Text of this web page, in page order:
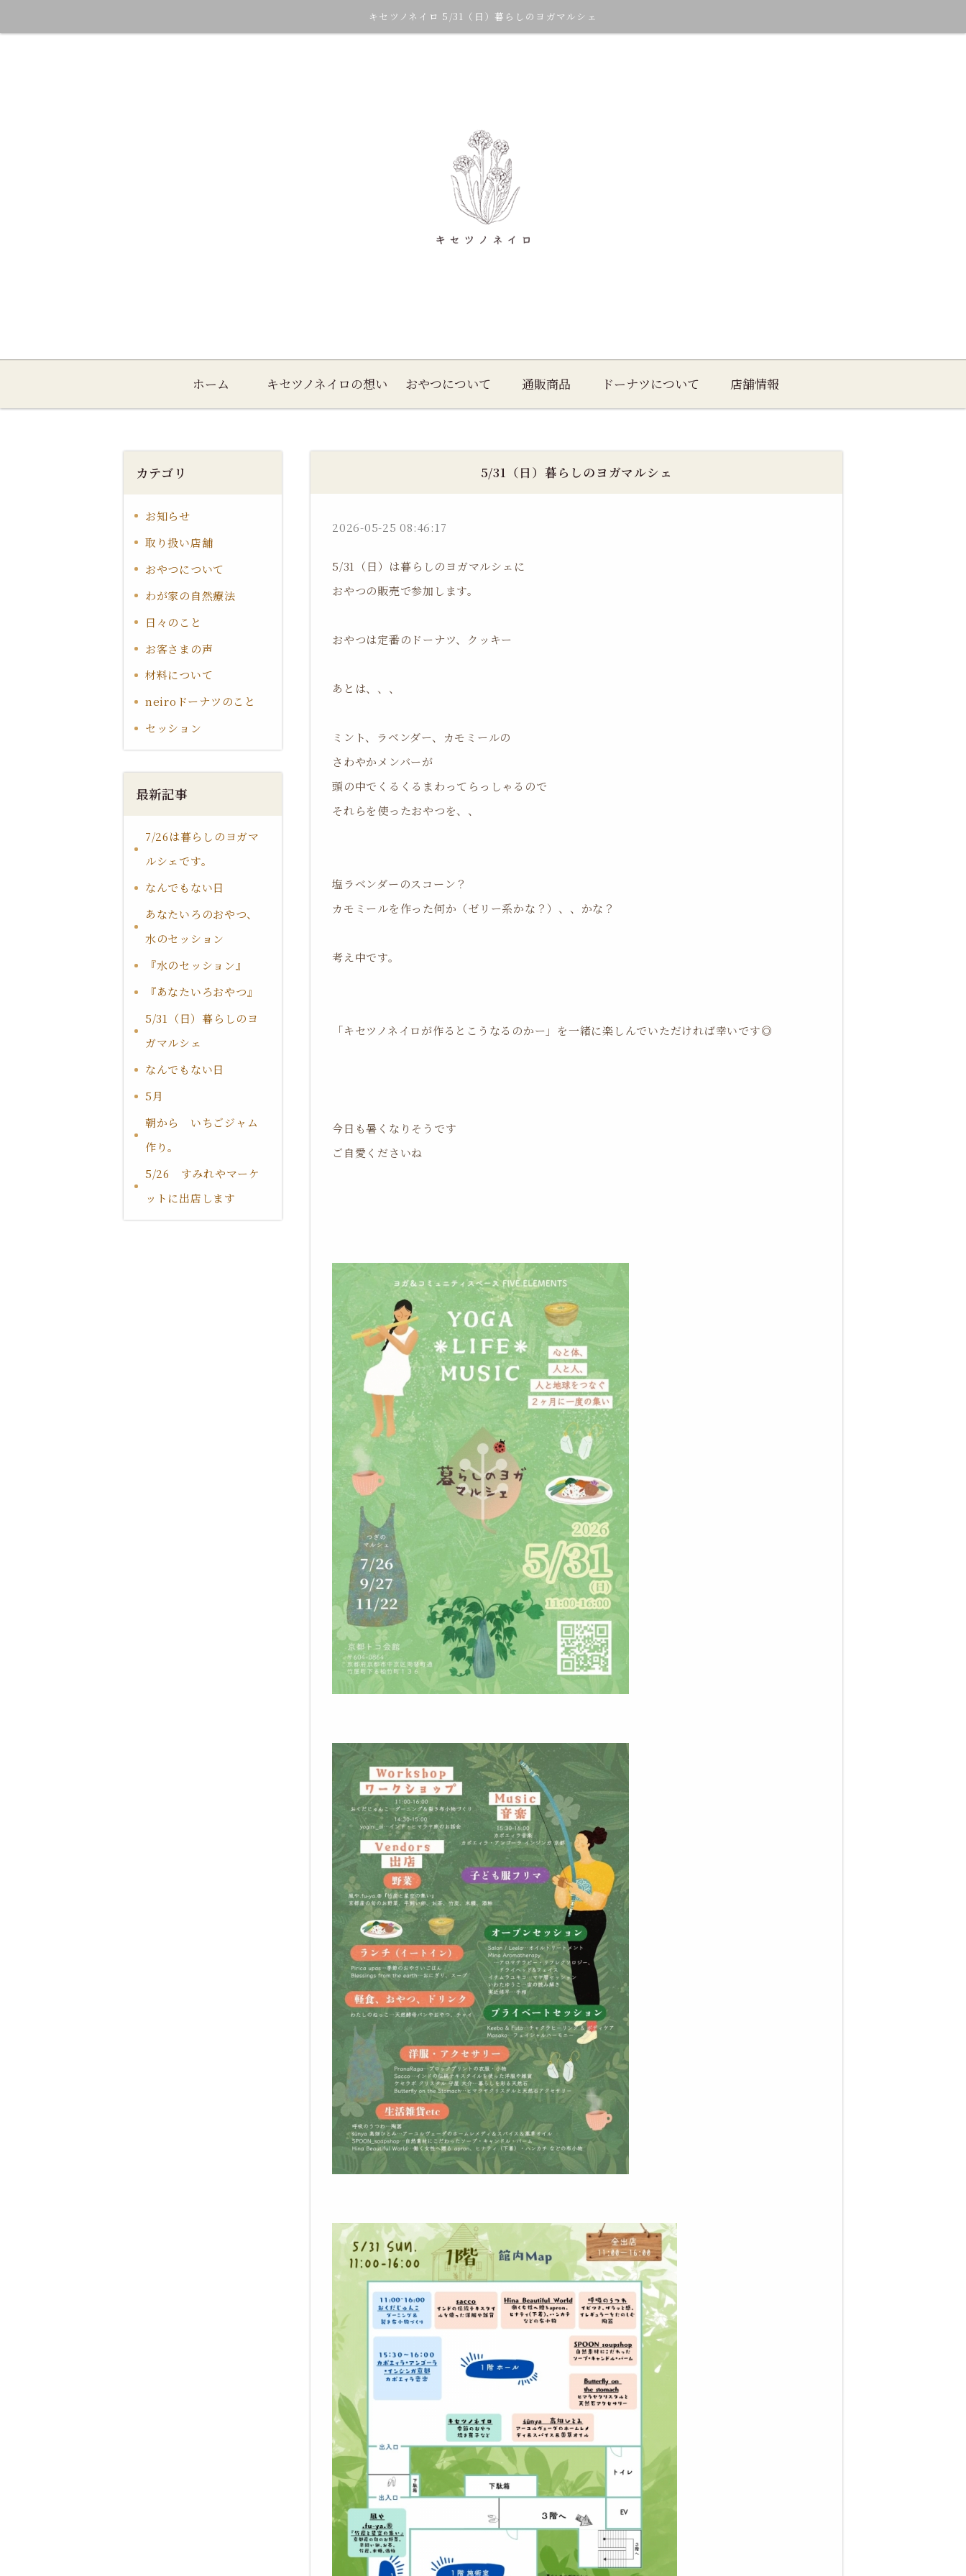
キセツノネイロ 5/31（日）暮らしのヨガマルシェ
ホーム キセツノネイロの想い おやつについて 通販商品 ドーナツについて 店舗情報
カテゴリ
お知らせ
取り扱い店舗
おやつについて
わが家の自然療法
日々のこと
お客さまの声
材料について
neiroドーナツのこと
セッション
最新記事
7/26は暮らしのヨガマ
ルシェです。
なんでもない日
あなたいろのおやつ、
水のセッション
『水のセッション』
『あなたいろおやつ』
5/31（日）暮らしのヨ
ガマルシェ
なんでもない日
5月
朝から いちごジャム
作り。
5/26 すみれやマーケ
ットに出店します
5/31（日）暮らしのヨガマルシェ
2026-05-25 08:46:17
5/31（日）は暮らしのヨガマルシェに
おやつの販売で参加します。
おやつは定番のドーナツ、クッキー
あとは、、、
ミント、ラベンダー、カモミールの
さわやかメンバーが
頭の中でくるくるまわってらっしゃるので
それらを使ったおやつを、、
塩ラベンダーのスコーン？
カモミールを作った何か（ゼリー系かな？）、、かな？
考え中です。
「キセツノネイロが作ると こうなるのかー」 を一緒に楽しんでいただければ幸いです◎
今日も暑くなりそうです
ご自愛くださいね